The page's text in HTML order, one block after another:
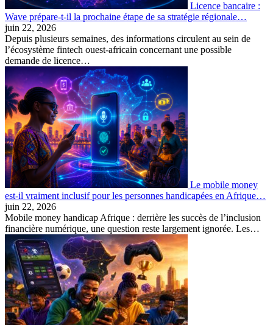
Licence bancaire :
Wave prépare-t-il la prochaine étape de sa stratégie régionale…
juin 22, 2026
Depuis plusieurs semaines, des informations circulent au sein de
l’écosystème fintech ouest-africain concernant une possible
demande de licence…
Le mobile money
est-il vraiment inclusif pour les personnes handicapées en Afrique…
juin 22, 2026
Mobile money handicap Afrique : derrière les succès de l’inclusion
financière numérique, une question reste largement ignorée. Les…